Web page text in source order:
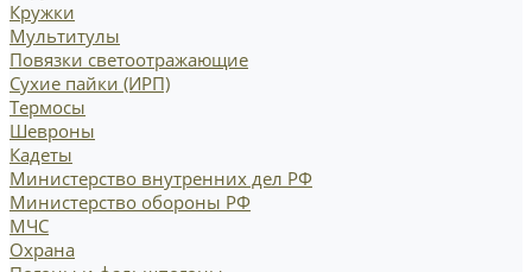
Кружки
Мультитулы
Повязки светоотражающие
Сухие пайки (ИРП)
Термосы
Шевроны
Кадеты
Министерство внутренних дел РФ
Министерство обороны РФ
МЧС
Охрана